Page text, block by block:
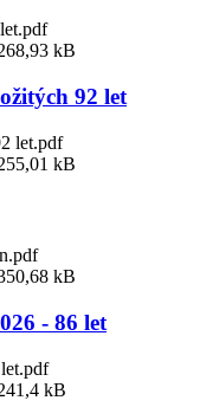
kB
92 let
let.pdf
kB
kB
- 86 let
kB